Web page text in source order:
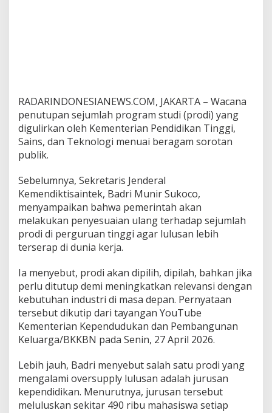
RADARINDONESIANEWS.COM, JAKARTA – Wacana
penutupan sejumlah program studi (prodi) yang
digulirkan oleh Kementerian Pendidikan Tinggi,
Sains, dan Teknologi menuai beragam sorotan
publik.
Sebelumnya, Sekretaris Jenderal
Kemendiktisaintek, Badri Munir Sukoco,
menyampaikan bahwa pemerintah akan
melakukan penyesuaian ulang terhadap sejumlah
prodi di perguruan tinggi agar lulusan lebih
terserap di dunia kerja.
Ia menyebut, prodi akan dipilih, dipilah, bahkan jika
perlu ditutup demi meningkatkan relevansi dengan
kebutuhan industri di masa depan. Pernyataan
tersebut dikutip dari tayangan YouTube
Kementerian Kependudukan dan Pembangunan
Keluarga/BKKBN⁠ pada Senin, 27 April 2026.
Lebih jauh, Badri menyebut salah satu prodi yang
mengalami oversupply lulusan adalah jurusan
kependidikan. Menurutnya, jurusan tersebut
meluluskan sekitar 490 ribu mahasiswa setiap